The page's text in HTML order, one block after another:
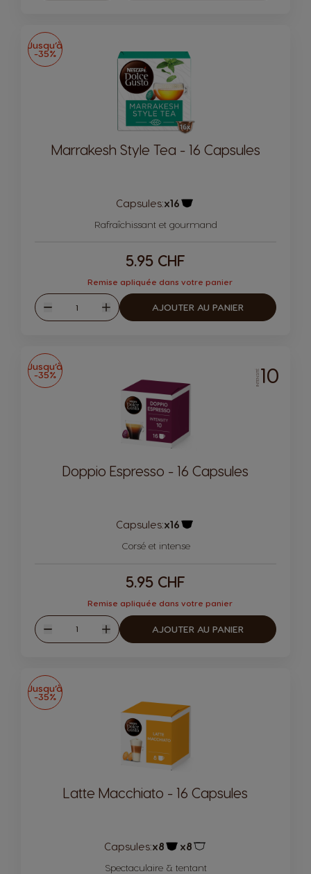
Jusqu’à
-35%
Marrakesh Style Tea - 16 Capsules
Capsules:x16
Rafraîchissant et gourmand
5.95 CHF
Remise apliquée dans votre panier
Diminuer
Quantité
Augmenter
AJOUTER AU PANIER
Jusqu’à
-35% INTENSITÉ10
Doppio Espresso - 16 Capsules
Capsules:x16
Corsé et intense
5.95 CHF
Remise apliquée dans votre panier
Diminuer
Quantité
Augmenter
AJOUTER AU PANIER
Jusqu’à
-35%
Latte Macchiato - 16 Capsules
Capsules:x8 x8
Spectaculaire & tentant